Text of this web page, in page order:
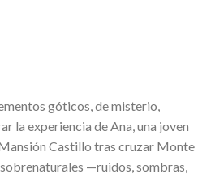
góticos, de misterio,
la experiencia de Ana, una joven
Castillo tras cruzar Monte
—ruidos, sombras,